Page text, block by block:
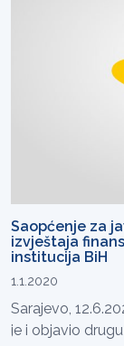
Saopćenje za
izvještaja
institucija BiH
1.1.2020
Sarajevo,
je i objavio